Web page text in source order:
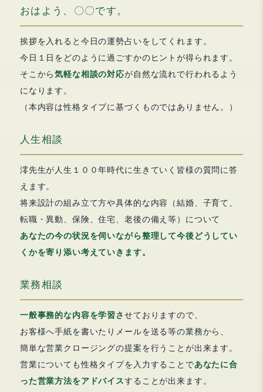
おはよう、〇〇です。
挨拶を入れると今日の運勢占いをしてくれます。
今日１日をどのように過ごすかのヒントが得られます。
そこから気軽な相談の対応が自然な流れで行われるよう
になります。
（本内容は性格タイプに基づくものではありません。）
人生相談
澪先生が人生１００年時代に生きていく皆様の質問に答
えます。
将来設計の組み立て方や具体的な内容（結婚、子育て、
転職・異動、保険、住宅、老後の備え等）について
あなたの今の状況を伺いながら整理して今後どうしてい
くかを寄り添い考えていきます。
業務相談
一般事務的な内容を学習さ せておりますので、
お客様へ手紙を書いたりメールを送る等の業務から、
簡単な営業クロージングの提案を行うことが出来ます。
営業についても性格タイプを入力することであなたに合
った営業方法をアドバイスすることが出来ます。